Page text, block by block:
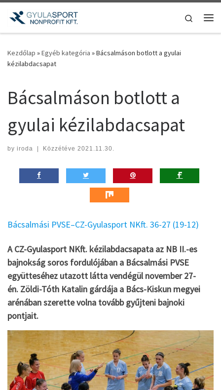
Teljes tartalom megjelenítése
Search
Kezdőlap »Egyéb kategória »Bácsalmáson botlott a gyulai
kézilabdacsapat
Bácsalmáson botlott a
gyulai kézilabdacsapat
by iroda | Közzétéve 2021.11.30.
Bácsalmási PVSE–CZ-Gyulasport NKft. 36-27 (19-12)
A CZ-Gyulasport NKft. kézilabdacsapata az NB II.-es
bajnokság soros fordulójában a Bácsalmási PVSE
együtteséhez utazott látta vendégül november 27-
én. Zöldi-Tóth Katalin gárdája a Bács-Kiskun megyei
arénában szerette volna tovább gyűjteni bajnoki
pontjait.